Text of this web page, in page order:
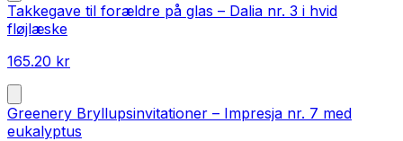
Takkegave til forældre på glas – Dalia nr. 3 i hvid
fløjlæske
165.20 kr
Greenery Bryllupsinvitationer – Impresja nr. 7 med
eukalyptus